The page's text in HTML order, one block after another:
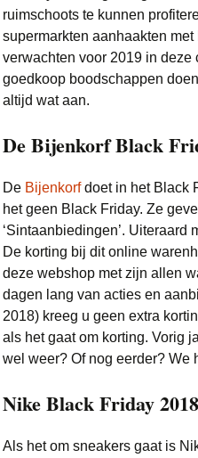
ruimschoots te kunnen
supermarkten aanhaakten
verwachten voor 2019 in deze
goedkoop boodschappen
altijd wat aan.
De Bijenkorf Black
De Bijenkorfdoet in het Black
het geen Black Friday. Ze
‘Sintaanbiedingen’. Uiteraard
De korting bij dit online
deze webshop met zijn allen
dagen lang van acties en
2018) kreeg u geen extra
als het gaat om korting. Vorig
wel weer? Of nog eerder? We
Nike Black Friday 2018
Als het om sneakers gaat is